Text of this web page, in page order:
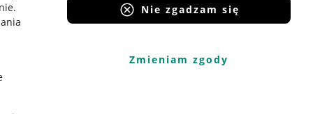
.
Nie zgadzam się
Zmieniam zgody